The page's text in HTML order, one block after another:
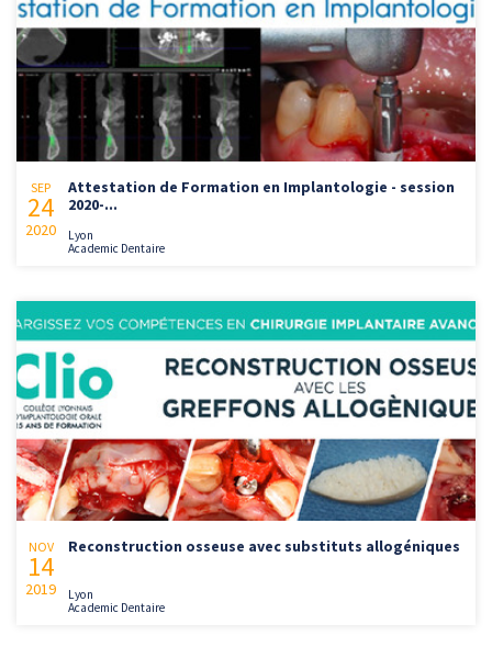
SEP
24
2020
Attestation de Formation en Implantologie - session
2020-...
Lyon
Academic Dentaire
NOV
14
2019
Reconstruction osseuse avec substituts allogéniques
Lyon
Academic Dentaire